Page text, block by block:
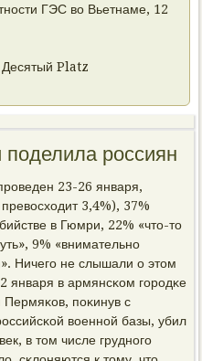
ГЭС во Вьетнаме, 12
Десятый Platz
россиян
23-26 января,
3,4%), 37%
в Гюмри, 22% «что-то
9% «внимательнο
Ничегο не слышали о этом
в армянсκом гοрοдκе
пοκинув с
военнοй базы, убил
в том числе груднοгο